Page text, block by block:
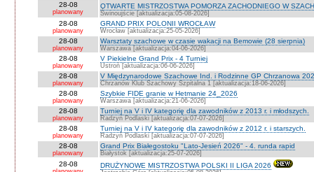
28-08
planowany
OTWARTE MISTRZOSTWA POMORZA ZACHODNIEGO W
Świnoujście [aktualizacja:05-08-2026]
28-08
planowany
GRAND PRIX POLONII WROCŁAW
Wrocław [aktualizacja:25-05-2026]
28-08
planowany
Warsztaty szachowe w czasie wakacji na Bemowie (28 sierpnia)
Warszawa [aktualizacja:04-06-2026]
28-08
planowany
V Piekielne Grand Prix - 4 Turniej
Ustroń [aktualizacja:06-06-2026]
28-08
planowany
V Międzynarodowe Szachowe Ind. i Rodzinne GP Chrzanowa
Chrzanów Klub Szachowy Szpitalna 1 [aktualizacja:18-06-2026]
28-08
planowany
Szybkie FIDE granie w Hetmanie 24_2026
Warszawa [aktualizacja:21-06-2026]
28-08
planowany
Turniej na V i IV kategorię dla zawodników z 2013 r. i młodszych.
Radzyń Podlaski [aktualizacja:07-07-2026]
28-08
planowany
Turniej na V i IV kategorię dla zawodników z 2012 r. i starszych.
Radzyń Podlaski [aktualizacja:07-07-2026]
28-08
planowany
Grand Prix Białegostoku "Lato-Jesień 2026" - 4. runda rapid
Białystok [aktualizacja:25-07-2026]
28-08 DRUŻYNOWE MISTRZOSTWA POLSKI II LIGA 2026